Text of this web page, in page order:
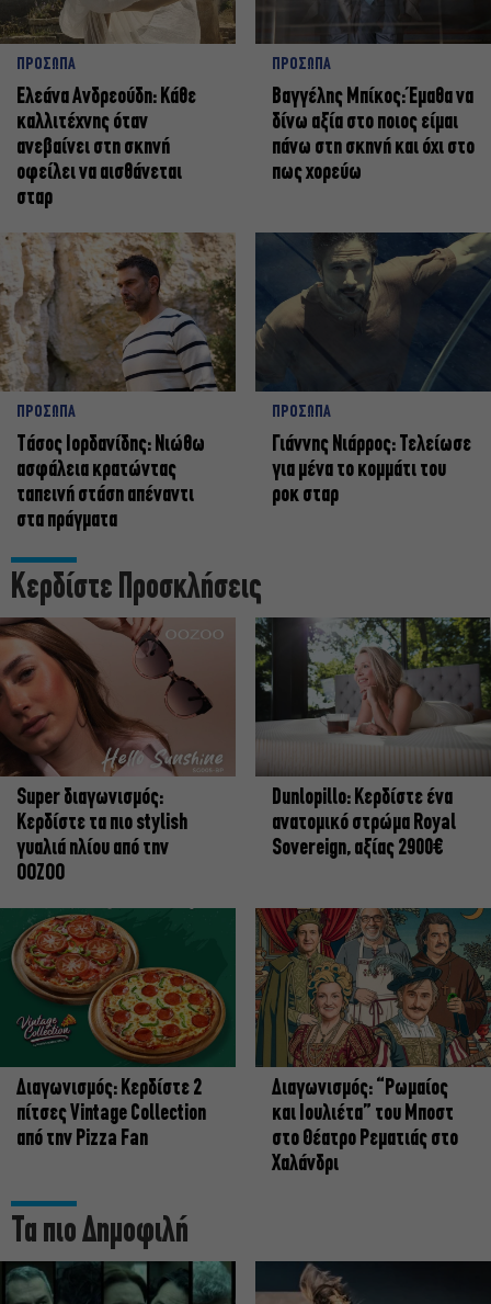
ΠΡΟΣΩΠΑ
Ελεάνα Ανδρεούδη: Κάθε
καλλιτέχνης όταν
ανεβαίνει στη σκηνή
οφείλει να αισθάνεται
σταρ
ΠΡΟΣΩΠΑ
Βαγγέλης Μπίκος: Έμαθα να
δίνω αξία στο ποιος είμαι
πάνω στη σκηνή και όχι στο
πως χορεύω
ΠΡΟΣΩΠΑ
Tάσος Ιορδανίδης: Νιώθω
ασφάλεια κρατώντας
ταπεινή στάση απέναντι
στα πράγματα
ΠΡΟΣΩΠΑ
Γιάννης Νιάρρος: Τελείωσε
για μένα το κομμάτι του
ροκ σταρ
Κερδίστε Προσκλήσεις
Super διαγωνισμός:
Κερδίστε τα πιο stylish
γυαλιά ηλίου από την
OOZOO
Dunlopillo: Κερδίστε ένα
ανατομικό στρώμα Royal
Sovereign, αξίας 2900€
Διαγωνισμός: Κερδίστε 2
πίτσες Vintage Collection
από την Pizza Fan
Διαγωνισμός: “Ρωμαίος
και Ιουλιέτα” του Μποστ
στο Θέατρο Ρεματιάς στο
Χαλάνδρι
Τα πιο Δημοφιλή